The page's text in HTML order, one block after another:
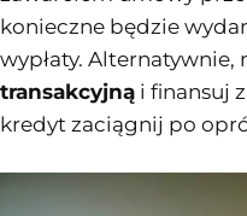
konieczne będzie
wypłaty. Alternatywnie,
transakcyjną i finansuj
kredyt zaciągnij po